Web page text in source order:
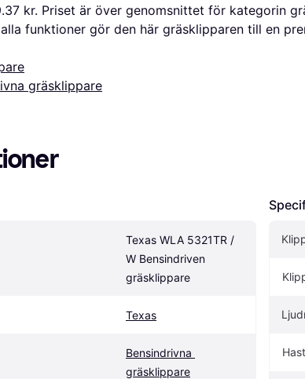
kr. Priset är över genomsnittet för kategorin
funktioner gör den här gräsklipparen till en
gräsklippare
Texas WLA 5321TR /
W Bensindriven
gräsklippare
Texas
Bensindrivna
gräsklippare